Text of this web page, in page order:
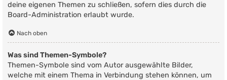
deine eigenen Themen zu schließen, sofern dies durch die
Board-Administration erlaubt wurde.
Nach oben
Was sind Themen-Symbole?
Themen-Symbole sind vom Autor ausgewählte Bilder,
welche mit einem Thema in Verbindung stehen können, um